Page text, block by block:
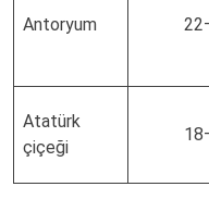
Antoryum
Atatürk
çiçeği